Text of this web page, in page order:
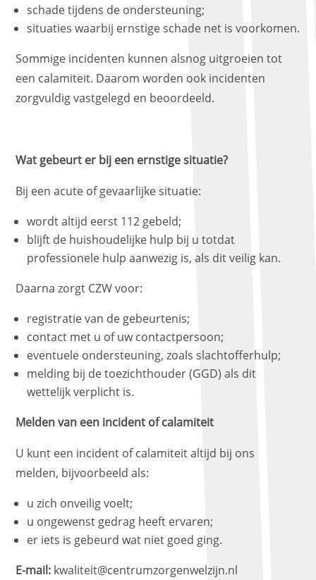
schade tijdens de ondersteuning;
situaties waarbij ernstige schade net is voorkomen.
Sommige incidenten kunnen alsnog uitgroeien tot
een calamiteit. Daarom worden ook incidenten
zorgvuldig vastgelegd en beoordeeld.
Wat gebeurt er bij een ernstige situatie?
Bij een acute of gevaarlijke situatie:
wordt altijd eerst 112 gebeld;
blijft de huishoudelijke hulp bij u totdat
professionele hulp aanwezig is, als dit veilig kan.
Daarna zorgt CZW voor:
registratie van de gebeurtenis;
contact met u of uw contactpersoon;
eventuele ondersteuning, zoals slachtofferhulp;
melding bij de toezichthouder (GGD) als dit
wettelijk verplicht is.
Melden van een incident of calamiteit
U kunt een incident of calamiteit altijd bij ons
melden, bijvoorbeeld als:
u zich onveilig voelt;
u ongewenst gedrag heeft ervaren;
er iets is gebeurd wat niet goed ging.
E-mail: kwaliteit@centrumzorgenwelzijn.nl